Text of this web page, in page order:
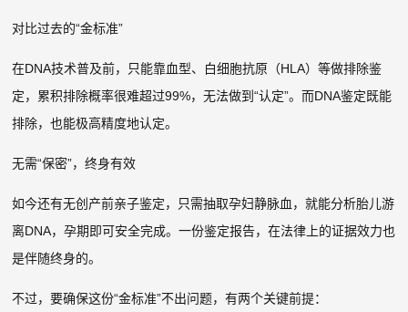
对比过去的“金标准”
在DNA技术普及前，只能靠血型、白细胞抗原（HLA）等做排除鉴
定，累积排除概率很难超过99%，无法做到“认定”。而DNA鉴定既能
排除，也能极高精度地认定。
无需“保密”，终身有效
如今还有无创产前亲子鉴定，只需抽取孕妇静脉血，就能分析胎儿游
离DNA，孕期即可安全完成。一份鉴定报告，在法律上的证据效力也
是伴随终身的。
不过，要确保这份“金标准”不出问题，有两个关键前提：